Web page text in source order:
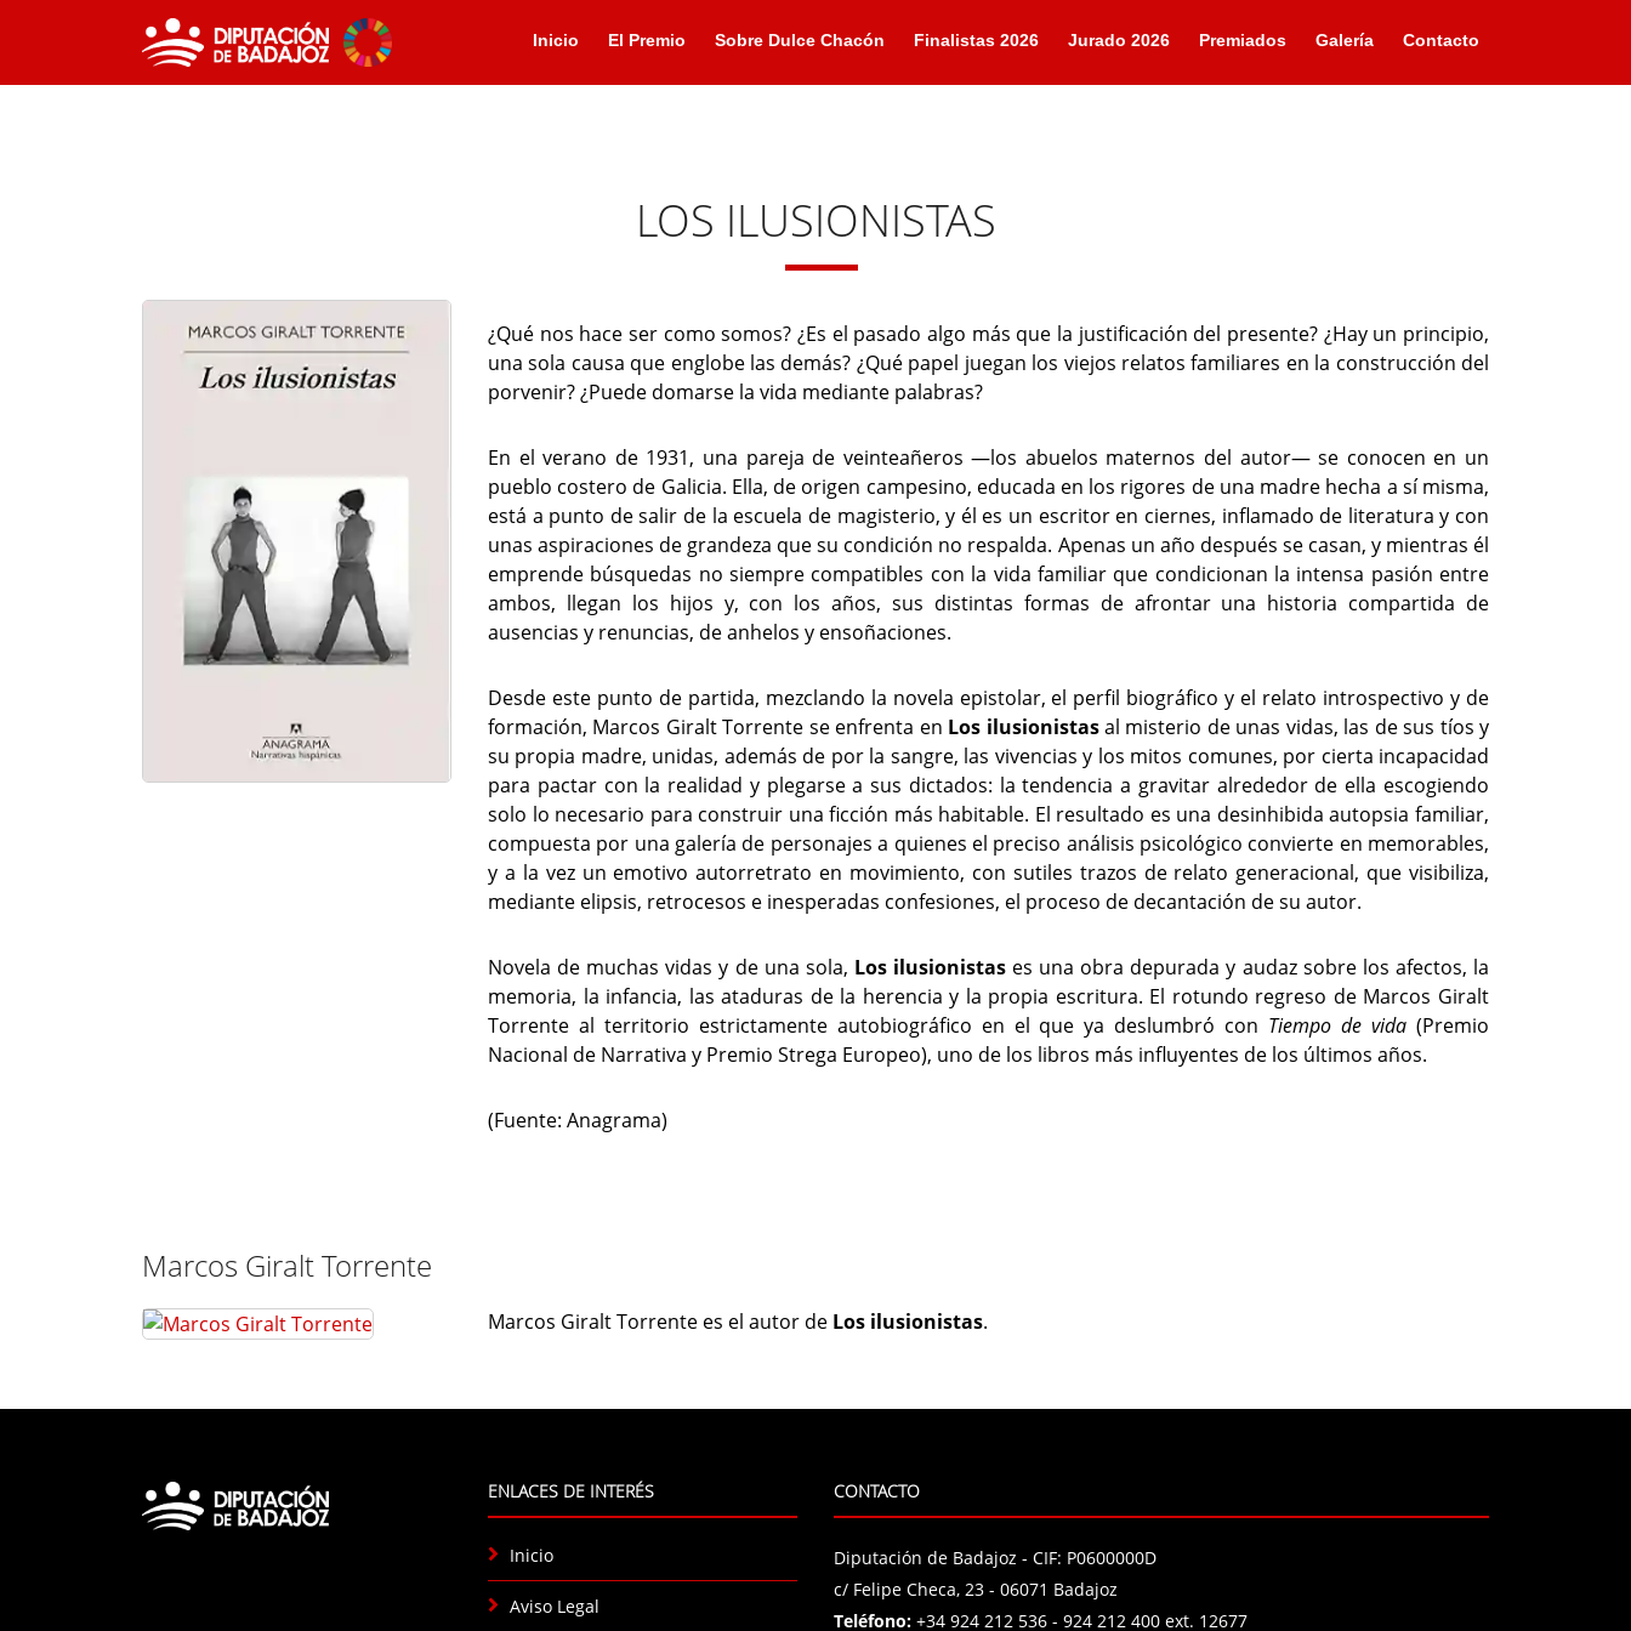
Inicio El Premio Sobre Dulce Chacón Finalistas 2026 Jurado 2026 Premiados Galería Contacto
LOS ILUSIONISTAS
¿Qué nos hace ser como somos? ¿Es el pasado algo más que la justificación del presente? ¿Hay un principio,
una sola causa que englobe las demás? ¿Qué papel juegan los viejos relatos familiares en la construcción del
porvenir? ¿Puede domarse la vida mediante palabras?
En el verano de 1931, una pareja de veinteañeros —los abuelos maternos del autor— se conocen en un
pueblo costero de Galicia. Ella, de origen campesino, educada en los rigores de una madre hecha a sí misma,
está a punto de salir de la escuela de magisterio, y él es un escritor en ciernes, inflamado de literatura y con
unas aspiraciones de grandeza que su condición no respalda. Apenas un año después se casan, y mientras él
emprende búsquedas no siempre compatibles con la vida familiar que condicionan la intensa pasión entre
ambos, llegan los hijos y, con los años, sus distintas formas de afrontar una historia compartida de
ausencias y renuncias, de anhelos y ensoñaciones.
Desde este punto de partida, mezclando la novela epistolar, el perfil biográfico y el relato introspectivo y de
formación, Marcos Giralt Torrente se enfrenta en Los ilusionistasal misterio de unas vidas, las de sus tíos y
su propia madre, unidas, además de por la sangre, las vivencias y los mitos comunes, por cierta incapacidad
para pactar con la realidad y plegarse a sus dictados: la tendencia a gravitar alrededor de ella escogiendo
solo lo necesario para construir una ficción más habitable. El resultado es una desinhibida autopsia familiar,
compuesta por una galería de personajes a quienes el preciso análisis psicológico convierte en memorables,
y a la vez un emotivo autorretrato en movimiento, con sutiles trazos de relato generacional, que visibiliza,
mediante elipsis, retrocesos e inesperadas confesiones, el proceso de decantación de su autor.
Novela de muchas vidas y de una sola, Los ilusionistases una obra depurada y audaz sobre los afectos, la
memoria, la infancia, las ataduras de la herencia y la propia escritura. El rotundo regreso de Marcos Giralt
Torrente al territorio estrictamente autobiográfico en el que ya deslumbró con Tiempo de vida (Premio
Nacional de Narrativa y Premio Strega Europeo), uno de los libros más influyentes de los últimos años.
(Fuente: Anagrama)
Marcos Giralt Torrente
Marcos Giralt Torrente es el autor de Los ilusionistas.
ENLACES DE INTERÉS
Inicio
Aviso Legal
CONTACTO
Diputación de Badajoz - CIF: P0600000D
c/ Felipe Checa, 23 - 06071 Badajoz
Teléfono: +34 924 212 536 - 924 212 400 ext. 12677